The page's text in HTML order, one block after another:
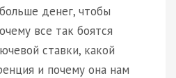
денег, чтобы
все так боятся
ставки, какой
и почему она нам